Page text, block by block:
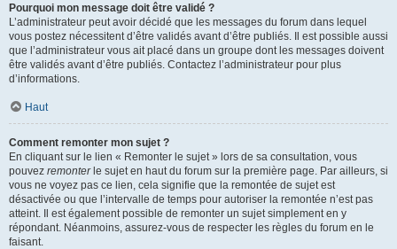
Pourquoi mon message doit être validé ?
L’administrateur peut avoir décidé que les messages du forum dans lequel
vous postez nécessitent d’être validés avant d’être publiés. Il est possible aussi
que l’administrateur vous ait placé dans un groupe dont les messages doivent
être validés avant d’être publiés. Contactez l’administrateur pour plus
d’informations.
Haut
Comment remonter mon sujet ?
En cliquant sur le lien « Remonter le sujet » lors de sa consultation, vous
pouvez remonterle sujet en haut du forum sur la première page. Par ailleurs, si
vous ne voyez pas ce lien, cela signifie que la remontée de sujet est
désactivée ou que l’intervalle de temps pour autoriser la remontée n’est pas
atteint. Il est également possible de remonter un sujet simplement en y
répondant. Néanmoins, assurez-vous de respecter les règles du forum en le
faisant.